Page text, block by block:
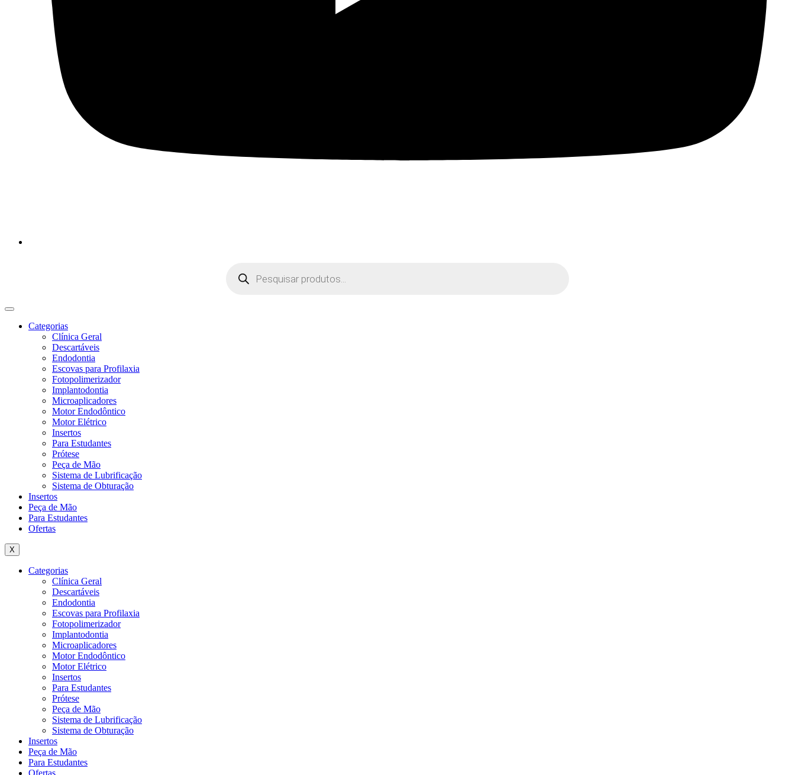
produtos
Categorias
Clínica Geral
Descartáveis
Endodontia
Escovas para Profilaxia
Fotopolimerizador
Implantodontia
Microaplicadores
Motor Endodôntico
Motor Elétrico
Insertos
Para Estudantes
Prótese
Peça de Mão
Sistema de Lubrificação
Sistema de Obturação
Insertos
Peça de Mão
Para Estudantes
Ofertas
X
Categorias
Clínica Geral
Descartáveis
Endodontia
Escovas para Profilaxia
Fotopolimerizador
Implantodontia
Microaplicadores
Motor Endodôntico
Motor Elétrico
Insertos
Para Estudantes
Prótese
Peça de Mão
Sistema de Lubrificação
Sistema de Obturação
Insertos
Peça de Mão
Para Estudantes
Ofertas